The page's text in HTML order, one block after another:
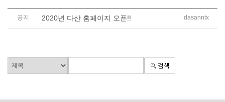
공지 2020년 다산 홈페이지 오픈!! dasanntx